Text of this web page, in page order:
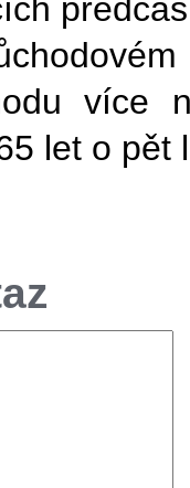
více
let o pět